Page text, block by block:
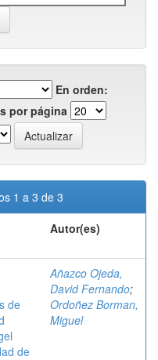
En orden:
por página
1 a 3 de 3
Autor(es)
de
de
Añazco Ojeda,
David Fernando;
Ordoñez Borman,
Miguel